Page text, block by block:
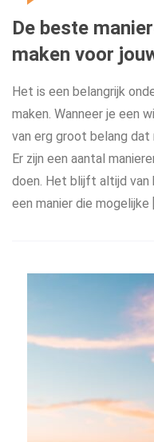
De beste
maken voor
Het is een belangrijk
maken. Wanneer je een
van erg groot belang dat
Er zijn een aantal
doen. Het blijft altijd van
een manier die mogelijke